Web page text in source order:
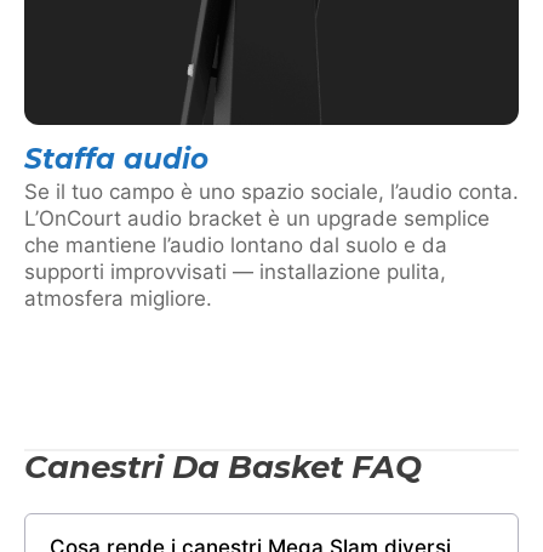
Staffa audio
Se il tuo campo è uno spazio sociale, l’audio conta.
L’OnCourt audio bracket è un upgrade semplice
che mantiene l’audio lontano dal suolo e da
supporti improvvisati — installazione pulita,
atmosfera migliore.
Canestri Da Basket FAQ
Cosa rende i canestri Mega Slam diversi